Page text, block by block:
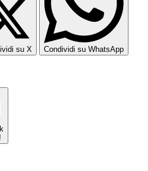
su X Condividi su WhatsApp